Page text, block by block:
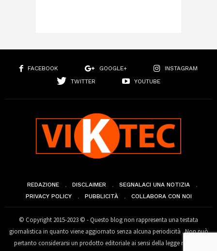
FACEBOOK GOOGLE+
INSTAGRAM
TWITTER
YOUTUBE
REDAZIONE DISCLAIMER
SEGNALACI UNA NOTIZIA
PRIVACY POLICY
PUBBLICITÀ COLLABORA CON NOI
© Copyright 2015-2023 © - Questo blog non rappresenta una testata
giornalistica in quanto viene aggiornato senza alcuna periodicità . Non può
pertanto considerarsi un prodotto editoriale ai sensi della legge n° 62 del